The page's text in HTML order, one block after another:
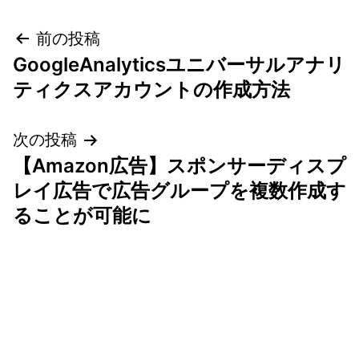
投
稿
ビ
ゲ
ー
前の投稿
GoogleAnalyticsユニバーサルアナリ
ティクスアカウントの作成方法
次の投稿
【Amazon広告】スポンサーディスプ
レイ広告で広告グループを複数作成す
ることが可能に